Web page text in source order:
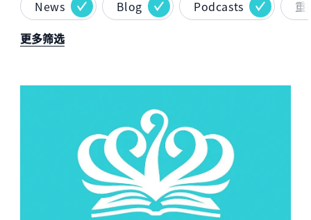
News Blog Podcasts
重
更多筛选